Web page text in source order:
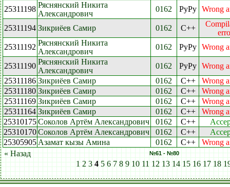
25311198 Ряснянский Никита
Александрович
0162 PyPy Wrong
25311194 Зикриёев Самир 0162 C++
25311192 Ряснянский Никита
Александрович
0162 PyPy Wrong
25311190 Ряснянский Никита
Александрович
0162 PyPy Wrong
25311186 Зикриёев Самир 0162 C++
Wrong
25311180 Зикриёев Самир 0162 C++
Wrong
25311169 Зикриёев Самир 0162 C++
Wrong
25311164 Зикриёев Самир 0162 C++
Wrong
25310175Соколов Артём Александрович 0162 C++
25310170Соколов Артём Александрович 0162 C++
25305905 Азамат кызы Амина 0162 C++
Wrong
« Назад
№61 - №80
1 2 3 4 5 6 7 8 9 10 11 12 13 14 15 16 17 18